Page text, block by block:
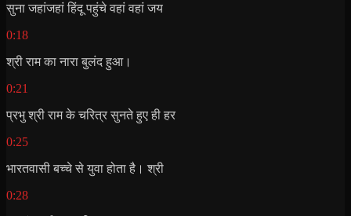
सुना जहांजहां हिंदू पहुंचे वहां वहां जय
0:18
श्री राम का नारा बुलंद हुआ।
0:21
प्रभु श्री राम के चरित्र सुनते हुए ही हर
0:25
भारतवासी बच्चे से युवा होता है। श्री
0:28